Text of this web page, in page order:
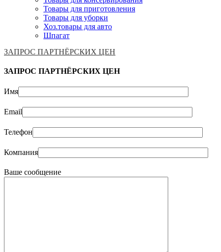
Товары для приготовления
Товары для уборки
Хоз.товары для авто
Шпагат
ЗАПРОС ПАРТНЁРСКИХ ЦЕН
ЗАПРОС ПАРТНЁРСКИХ ЦЕН
Имя
Email
Телефон
Компания
Ваше сообщение